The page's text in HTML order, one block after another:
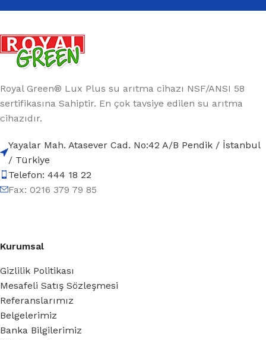
Royal Green® Lux Plus su arıtma cihazı NSF/ANSI 58
sertifikasına Sahiptir. En çok tavsiye edilen su arıtma
cihazıdır.
Yayalar Mah. Atasever Cad. No:42 A/B Pendik / İstanbul
/ Türkiye
Telefon: 444 18 22
Fax: 0216 379 79 85
Kurumsal
Gizlilik Politikası
Mesafeli Satış Sözleşmesi
Referanslarımız
Belgelerimiz
Banka Bilgilerimiz